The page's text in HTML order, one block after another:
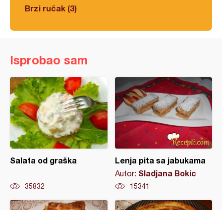
Brzi ručak (3)
Isprobao sam
Salata od graška
35832
Lenja pita sa jabukama
Autor: Sladjana Bokic
15341